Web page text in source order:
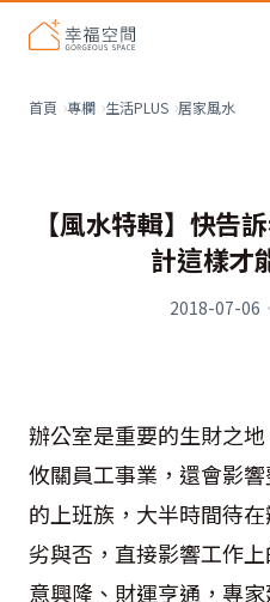
首頁 專欄 生活PLUS 居家風水
【風水特輯】快告
計這樣才
2018-07-06 ·
辦公室是重要的生財之
攸關員工事業，還會影
的上班族，大半時間待
劣與否，直接影響工作
意興隆、財運亨通，專